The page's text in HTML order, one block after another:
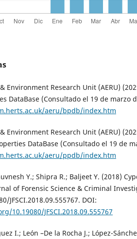
Environment Research Unit (AERU)
DataBase (Consultado el 19 de marzo
aeru/bpdb/index.htm
Environment Research Unit (AERU)
DataBase (Consultado el 19 de
aeru/ppdb/index.htm
Y.; Shipra R.; Baljeet Y. (2018)
of Forensic Science & Criminal
JFSCI.2018.09.555767. DOI:
10.19080/JFSCI.2018.09.555767
I.; León –De la Rocha J.; López-